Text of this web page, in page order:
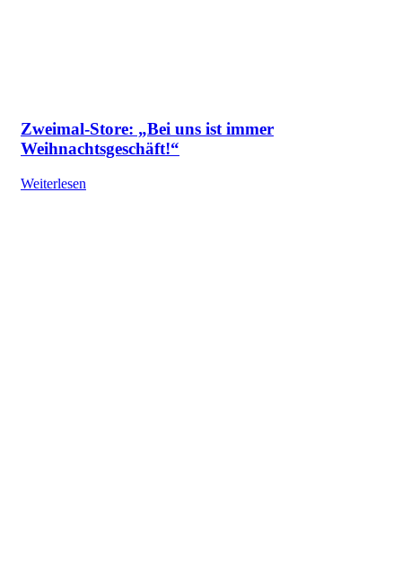
Zweimal-Store: „Bei uns ist immer
Weihnachtsgeschäft!“
Weiterlesen